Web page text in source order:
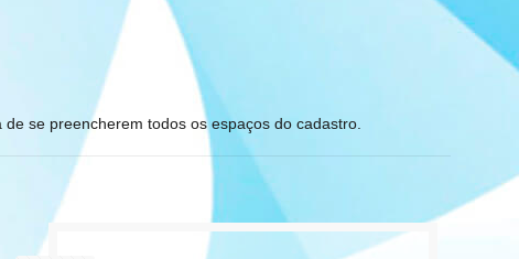
se preencherem todos os espaços do cadastro.